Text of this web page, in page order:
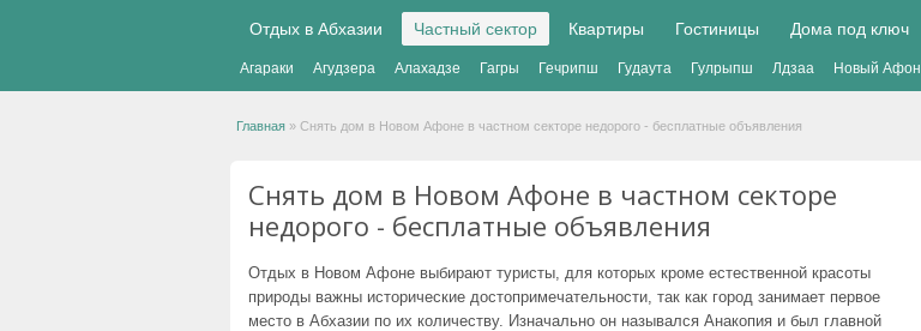
Отдых в Абхазии Частный сектор Квартиры Гостиницы Дома под ключ
Агараки Агудзера Алахадзе Гагры Гечрипш Гудаута Гулрыпш Лдзаа Новый Афон
Главная » Снять дом в Новом Афоне в частном секторе недорого - бесплатные объявления
Снять дом в Новом Афоне в частном секторе
недорого - бесплатные объявления
Отдых в Новом Афоне выбирают туристы, для которых кроме естественной красоты
природы важны исторические достопримечательности, так как город занимает первое
место в Абхазии по их количеству. Изначально он назывался Анакопия и был главной